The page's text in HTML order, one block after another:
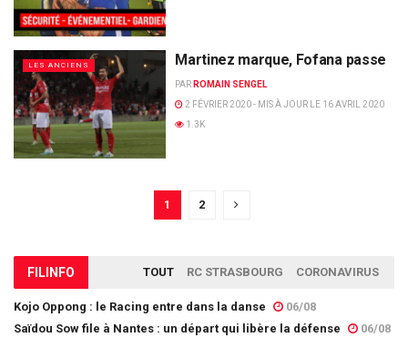
LES ANCIENS Martinez marque, Fofana passe
PAR ROMAIN SENGEL
2 FÉVRIER 2020 - MIS À JOUR LE 16 AVRIL 2020
1.3K
1 2
FIL INFO TOUT RC STRASBOURG CORONAVIRUS
Kojo Oppong : le Racing entre dans la danse
06/08
Saïdou Sow file à Nantes : un départ qui libère la défense
06/08